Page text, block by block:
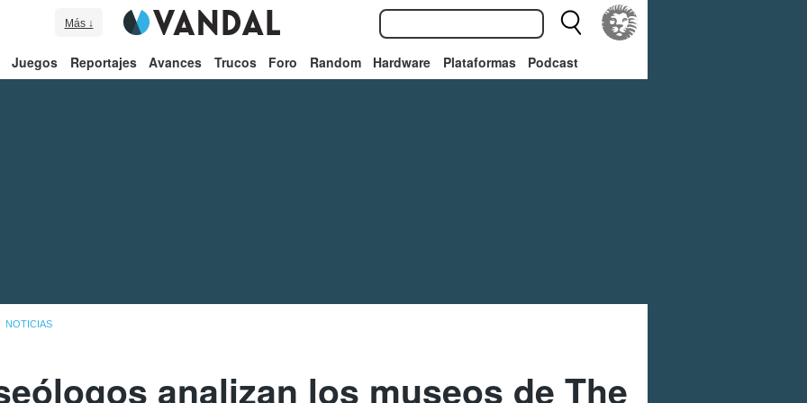
Más ↓
Juegos Reportajes Avances Trucos Foro Random Hardware Plataformas Podcast
NOTICIAS
analizan los museos de The